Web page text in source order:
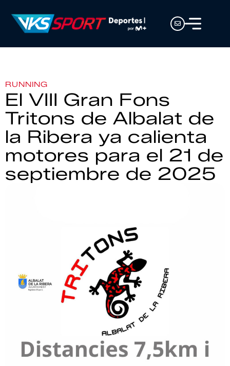
RUNNING
El VIII Gran Fons
Tritons de Albalat de
la Ribera ya calienta
motores para el 21 de
septiembre de 2025